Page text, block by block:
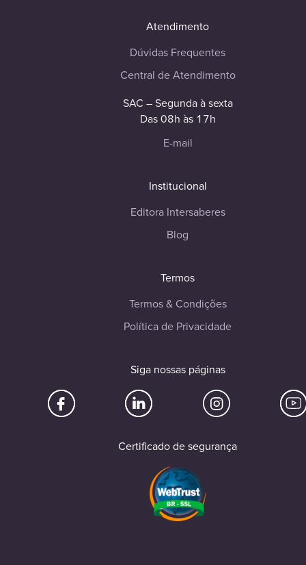
Atendimento
Dúvidas Frequentes
Central de Atendimento
SAC – Segunda à sexta
Das 08h às 17h
E-mail
Institucional
Editora Intersaberes
Blog
Termos
Termos & Condições
Política de Privacidade
Siga nossas páginas
Certificado de segurança